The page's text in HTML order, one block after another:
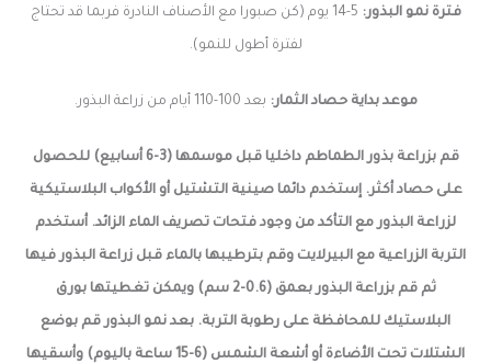
فترة نمو البذور: 5-14 يوم (كن صبورا مع الأصناف النادرة فربما قد تحتاج
لفترة أطول للنمو).
موعد بداية حصاد الثمار: بعد 100-110 أيام من زراعة البذور.
قم بزراعة بذور الطماطم داخليا قبل موسمها (3-6 أسابيع) للحصول
على حصاد أكثر. إستخدم دائما صينية التشتيل أو الأكواب البلاستيكية
لزراعة البذور مع التأكد من وجود فتحات تصريف الماء الزائد. أستخدم
التربة الزراعية مع البيرلايت وقم بترطيبها بالماء قبل زراعة البذور فيها
ثم قم بزراعة البذور بعمق (0.6-2 سم) ويمكن تغطيتها بورق
البلاستيك للمحافظة على رطوبة التربة. بعد نمو البذور قم بوضع
الشتلات تحت الأضاءة أو أشعة الشمس (6-15 ساعة باليوم) وأسقيها